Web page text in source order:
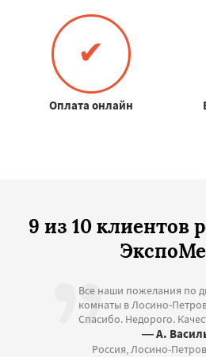
✔
Оплата онлайн
9 из 10 клиентов
Все наши пожелания по
комнаты в Лосино-
Спасибо. Недорого.
— А.
Россия, Лосино-